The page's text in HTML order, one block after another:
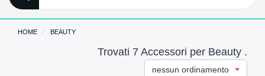
HOME BEAUTY
Trovati 7 Accessori per Beauty .
nessun ordinamento